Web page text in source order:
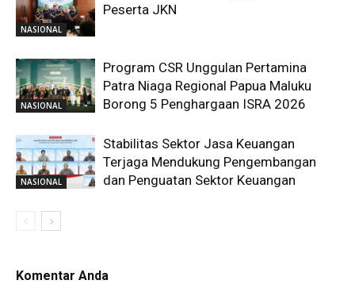
NASIONAL
Peserta JKN
NASIONAL
Program CSR Unggulan Pertamina
Patra Niaga Regional Papua Maluku
Borong 5 Penghargaan ISRA 2026
NASIONAL
Stabilitas Sektor Jasa Keuangan
Terjaga Mendukung Pengembangan
dan Penguatan Sektor Keuangan
Komentar Anda